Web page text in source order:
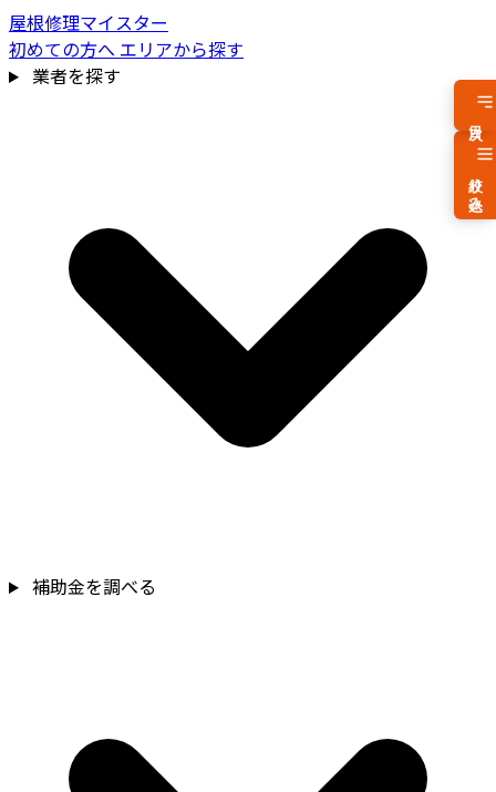
屋根修理マイスター
初めての方へ エリアから探す
業者を探す
補助金を調べる
費用相場を見る
絞り込み